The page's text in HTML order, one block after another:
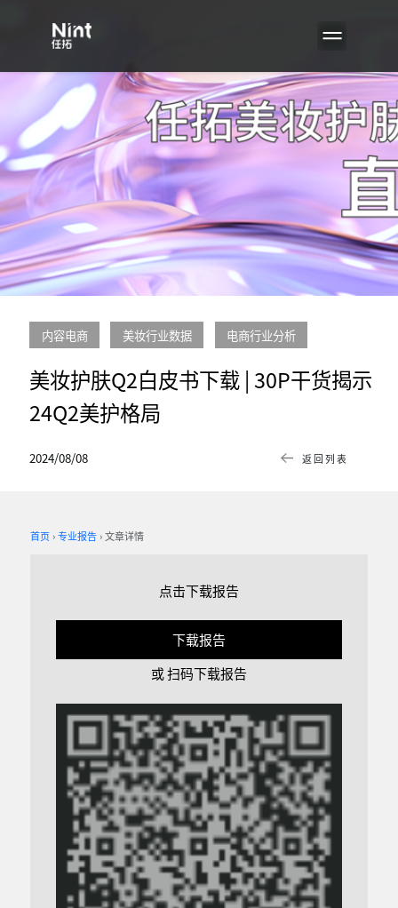
返回列表
2024/08/08
美妆护肤Q2白皮书下载 | 30P干货揭示
24Q2美护格局
内容电商 美妆行业数据 电商行业分析
首页 专业报告 文章详情
点击下载报告
下载报告
或 扫码下载报告